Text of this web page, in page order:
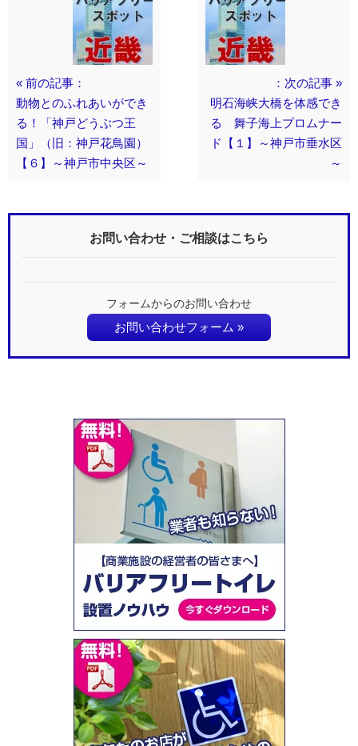
« 前の記事：
動物とのふれあいができ
る！「神戸どうぶつ王
国」（旧：神戸花鳥園）
【６】～神戸市中央区～
：次の記事 »
明石海峡大橋を体感でき
る 舞子海上プロムナー
ド【１】～神戸市垂水区
～
お問い合わせ・ご相談はこちら
フォームからのお問い合わせ
お問い合わせフォーム »